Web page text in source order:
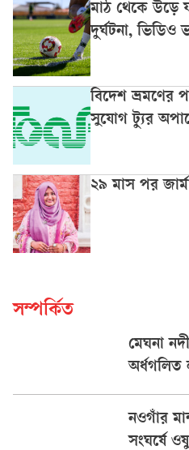
মাঠ থেকে উড়ে
দুর্ঘটনা, ভিডিও
বিদেশ ভ্রমণের
সুযোগ ট্যুর
২৯ মাস পর
সম্পর্কিত
মেঘনা
অর্ধগলিত
নওগাঁর
সংঘর্ষে